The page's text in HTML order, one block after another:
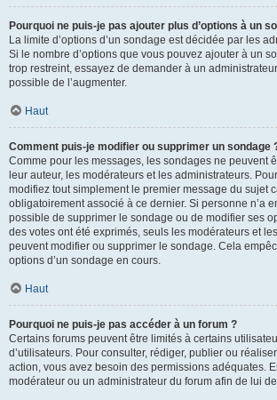
Pourquoi ne puis-je pas ajouter plus d’options à un
La limite d’options d’un sondage est décidée par les
Si le nombre d’options que vous pouvez ajouter à un
trop restreint, essayez de demander à un
possible de l’augmenter.
Haut
Comment puis-je modifier ou supprimer un sondage
Comme pour les messages, les sondages ne peuvent
leur auteur, les modérateurs et les administrateurs.
modifiez tout simplement le premier message du sujet
obligatoirement associé à ce dernier. Si personne n’a
possible de supprimer le sondage ou de modifier ses
des votes ont été exprimés, seuls les modérateurs et
peuvent modifier ou supprimer le sondage. Cela
options d’un sondage en cours.
Haut
Pourquoi ne puis-je pas accéder à un forum ?
Certains forums peuvent être limités à certains
d’utilisateurs. Pour consulter, rédiger, publier ou
action, vous avez besoin des permissions adéquates.
modérateur ou un administrateur du forum afin de lui